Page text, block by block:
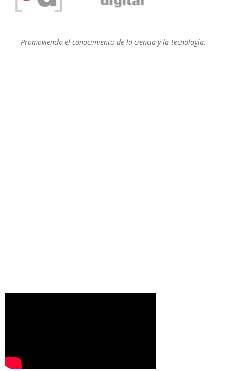
Promoviendo el conocimiento de la ciencia y la tecnología.